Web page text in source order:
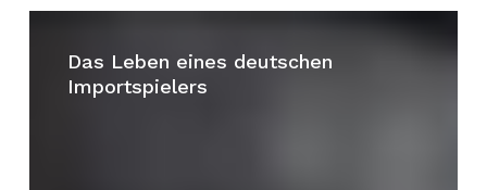
LebenDas Leben eines deutschen
Importspielers